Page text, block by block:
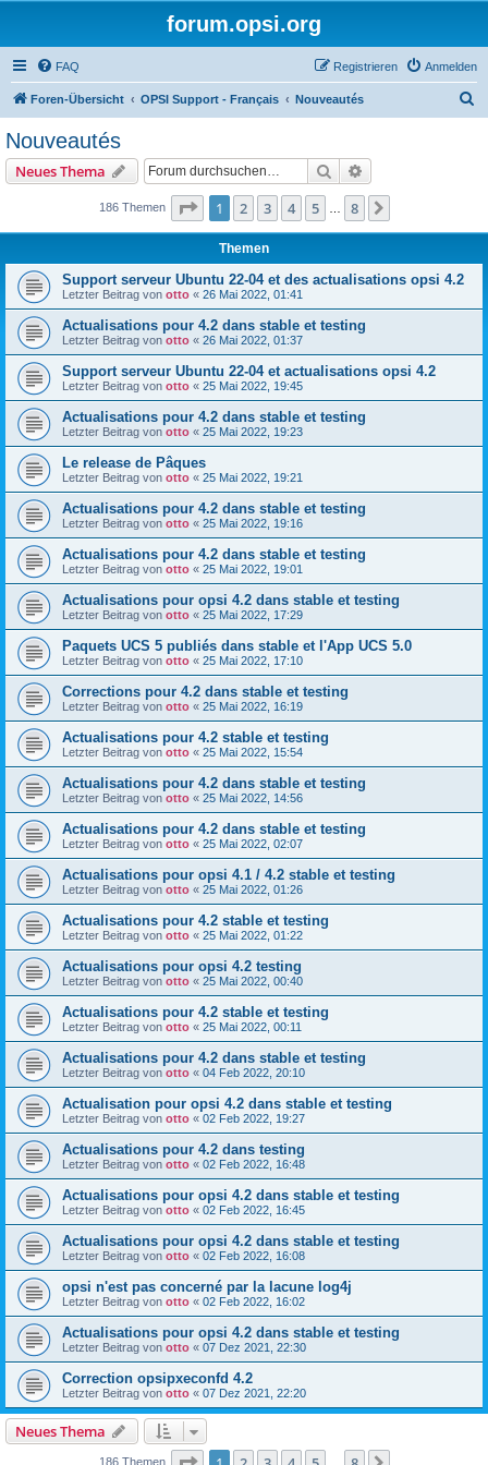
forum.opsi.org
FAQ Anmelden
Registrieren
Foren-Übersicht OPSI Support - Français Nouveautés
Nouveautés
Neues Thema Suche
186 Themen Seite 1von
1 2 3 4 5 8
Themen
Support serveur Ubuntu 22-04 et des actualisations opsi 4.2
Letzter Beitrag von otto « 26 Mai 2022, 01:41
Actualisations pour 4.2 dans stable et testing
Letzter Beitrag von otto « 26 Mai 2022, 01:37
Support serveur Ubuntu 22-04 et actualisations opsi 4.2
Letzter Beitrag von otto « 25 Mai 2022, 19:45
Actualisations pour 4.2 dans stable et testing
Letzter Beitrag von otto « 25 Mai 2022, 19:23
Le release de Pâques
Letzter Beitrag von otto « 25 Mai 2022, 19:21
Actualisations pour 4.2 dans stable et testing
Letzter Beitrag von otto « 25 Mai 2022, 19:16
Actualisations pour 4.2 dans stable et testing
Letzter Beitrag von otto « 25 Mai 2022, 19:01
Actualisations pour opsi 4.2 dans stable et testing
Letzter Beitrag von otto « 25 Mai 2022, 17:29
Paquets UCS 5 publiés dans stable et l'App UCS 5.0
Letzter Beitrag von otto « 25 Mai 2022, 17:10
Corrections pour 4.2 dans stable et testing
Letzter Beitrag von otto « 25 Mai 2022, 16:19
Actualisations pour 4.2 stable et testing
Letzter Beitrag von otto « 25 Mai 2022, 15:54
Actualisations pour 4.2 dans stable et testing
Letzter Beitrag von otto « 25 Mai 2022, 14:56
Actualisations pour 4.2 dans stable et testing
Letzter Beitrag von otto « 25 Mai 2022, 02:07
Actualisations pour opsi 4.1 / 4.2 stable et testing
Letzter Beitrag von otto « 25 Mai 2022, 01:26
Actualisations pour 4.2 stable et testing
Letzter Beitrag von otto « 25 Mai 2022, 01:22
Actualisations pour opsi 4.2 testing
Letzter Beitrag von otto « 25 Mai 2022, 00:40
Actualisations pour 4.2 stable et testing
Letzter Beitrag von otto « 25 Mai 2022, 00:11
Actualisations pour 4.2 dans stable et testing
Letzter Beitrag von otto « 04 Feb 2022, 20:10
Actualisation pour opsi 4.2 dans stable et testing
Letzter Beitrag von otto « 02 Feb 2022, 19:27
Actualisations pour 4.2 dans testing
Letzter Beitrag von otto « 02 Feb 2022, 16:48
Actualisations pour opsi 4.2 dans stable et testing
Letzter Beitrag von otto « 02 Feb 2022, 16:45
Actualisations pour opsi 4.2 dans stable et testing
Letzter Beitrag von otto « 02 Feb 2022, 16:08
opsi n'est pas concerné par la lacune log4j
Letzter Beitrag von otto « 02 Feb 2022, 16:02
Actualisations pour opsi 4.2 dans stable et testing
Letzter Beitrag von otto « 07 Dez 2021, 22:30
Correction opsipxeconfd 4.2
Letzter Beitrag von otto « 07 Dez 2021, 22:20
Neues Thema
186 Themen